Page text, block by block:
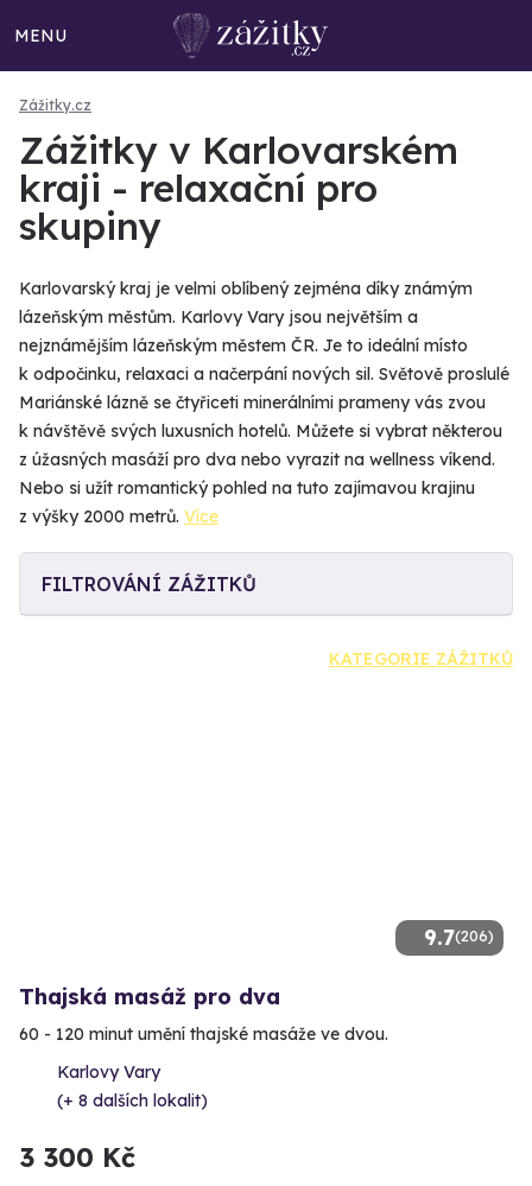
MENU
Zážitky.cz
Zážitky v Karlovarském
kraji - relaxační pro
skupiny
Karlovarský kraj je velmi oblíbený zejména díky známým
lázeňským městům. Karlovy Vary jsou největším a
nejznámějším lázeňským městem ČR. Je to ideální místo
k odpočinku, relaxaci a načerpání nových sil. Světově proslulé
Mariánské lázně se čtyřiceti minerálními prameny vás zvou
k návštěvě svých luxusních hotelů. Můžete si vybrat některou
z úžasných masáží pro dva nebo vyrazit na wellness víkend.
Nebo si užít romantický pohled na tuto zajímavou krajinu
z výšky 2000 metrů. Více
FILTROVÁNÍ ZÁŽITKŮ
KATEGORIE ZÁŽITKŮ
9.7(206)
Thajská masáž pro dva
60 - 120 minut umění thajské masáže ve dvou.
Karlovy Vary
(+ 8 dalších lokalit)
3 300 Kč